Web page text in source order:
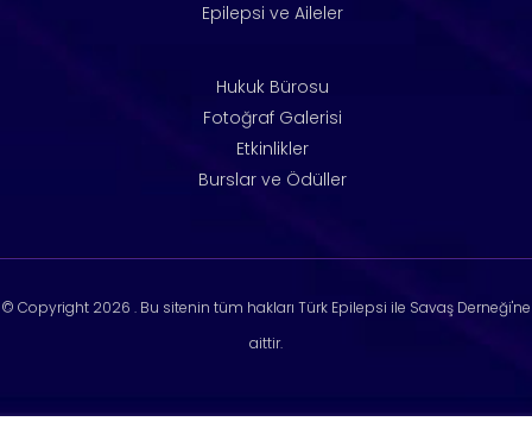
Epilepsi ve Aileler
Hukuk Bürosu
Fotoğraf Galerisi
Etkinlikler
Burslar ve Ödüller
© Copyright 2026 . Bu sitenin tüm hakları Türk Epilepsi ile Savaş Derneği'ne
aittir.